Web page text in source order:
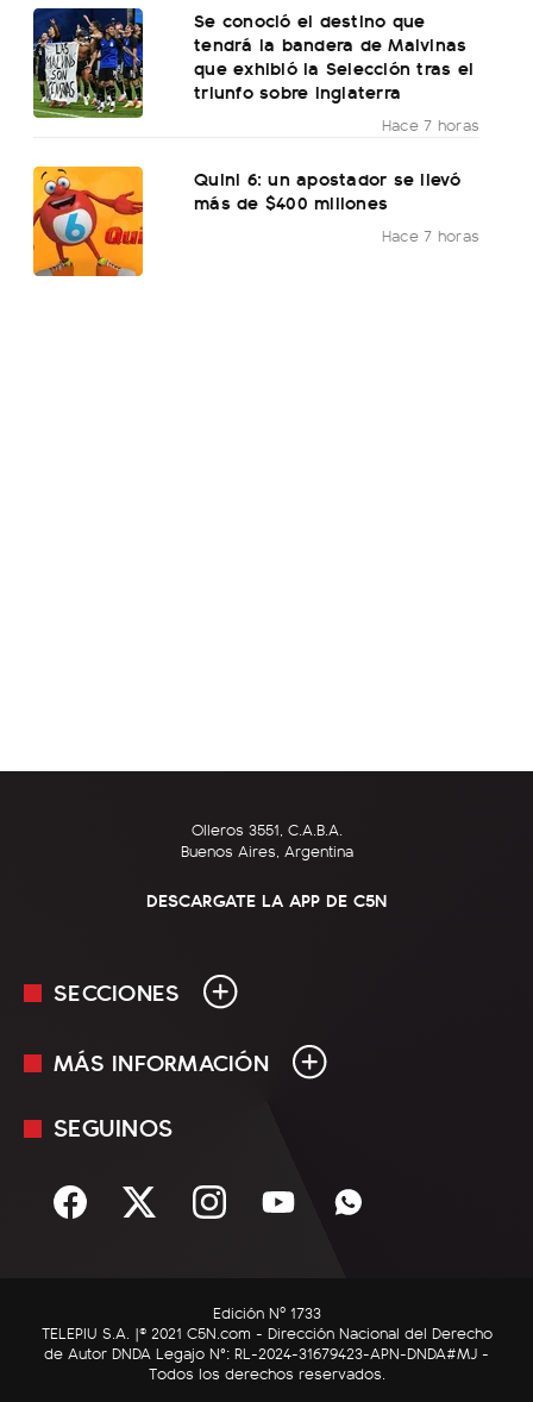
Se conoció el destino que
tendrá la bandera de Malvinas
que exhibió la Selección tras el
triunfo sobre Inglaterra
Hace 7 horas
Quini 6: un apostador se llevó
más de $400 millones
Hace 7 horas
Olleros 3551, C.A.B.A.
Buenos Aires, Argentina
DESCARGATE LA APP DE C5N
SECCIONES
En Vivo
Sociedad
C5N Autos
RatingCero
MÁS INFORMACIÓN
Mediakit
Términos y condiciones
SEGUINOS
Edición Nº 1733
TELEPIU S.A. |© 2021 C5N.com - Dirección Nacional del Derecho
de Autor DNDA Legajo N°: RL-2024-31679423-APN-DNDA#MJ -
Todos los derechos reservados.